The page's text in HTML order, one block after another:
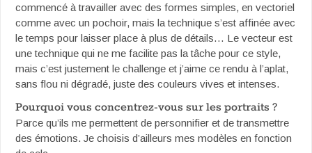
commencé à travailler avec des formes simples, en vectoriel
comme avec un pochoir, mais la technique s’est affinée avec
le temps pour laisser place à plus de détails… Le vecteur est
une technique qui ne me facilite pas la tâche pour ce style,
mais c’est justement le challenge et j’aime ce rendu à l’aplat,
sans flou ni dégradé, juste des couleurs vives et intenses.
Pourquoi vous concentrez-vous sur les portraits ?
Parce qu’ils me permettent de personnifier et de transmettre
des émotions. Je choisis d’ailleurs mes modèles en fonction